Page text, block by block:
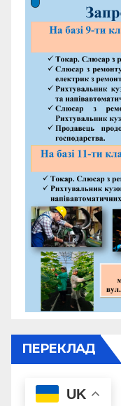
ПЕРЕКЛАД
UK